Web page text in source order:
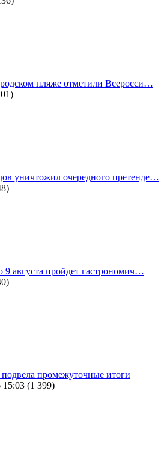
пляже отметили Всеросси…
уничтожил очередного претенде…
9 августа пройдет гастрономич…
промежуточные итоги
15:03 (1 399)